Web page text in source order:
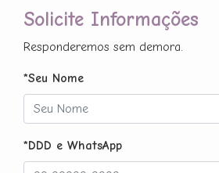
Solicite Informações
Responderemos sem demora.
*Seu Nome
*DDD e WhatsApp